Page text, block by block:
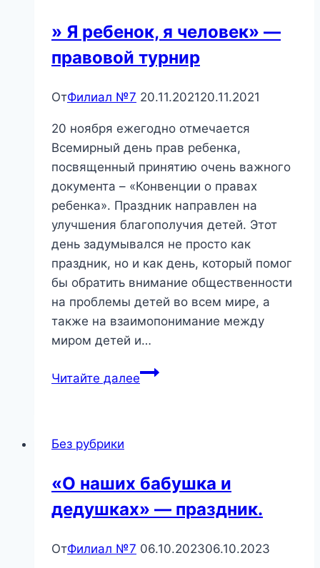
Мефодия»
—
час.
» Я ребенок, я человек» —
правовой турнир
ОтФилиал №7 20.11.202120.11.2021
20 ноября ежегодно отмечается
Всемирный день прав ребенка,
посвященный принятию очень важного
документа – «Конвенции о правах
ребенка». Праздник направлен на
улучшения благополучия детей. Этот
день задумывался не просто как
праздник, но и как день, который помог
бы обратить внимание общественности
на проблемы детей во всем мире, а
также на взаимопонимание между
миром детей и…
Читайте далее»
правовой
турнир
Без рубрики
«О наших бабушка и
дедушках» — праздник.
ОтФилиал №7 06.10.202306.10.2023